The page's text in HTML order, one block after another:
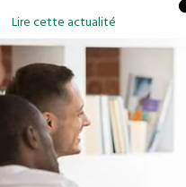
Lire cette actualité